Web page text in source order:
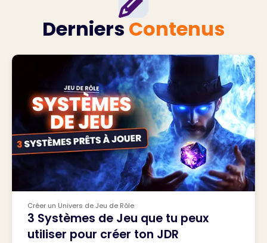
Derniers Contenus
Créer un Univers de Jeu de Rôle
3 Systèmes de Jeu que tu peux
utiliser pour créer ton JDR